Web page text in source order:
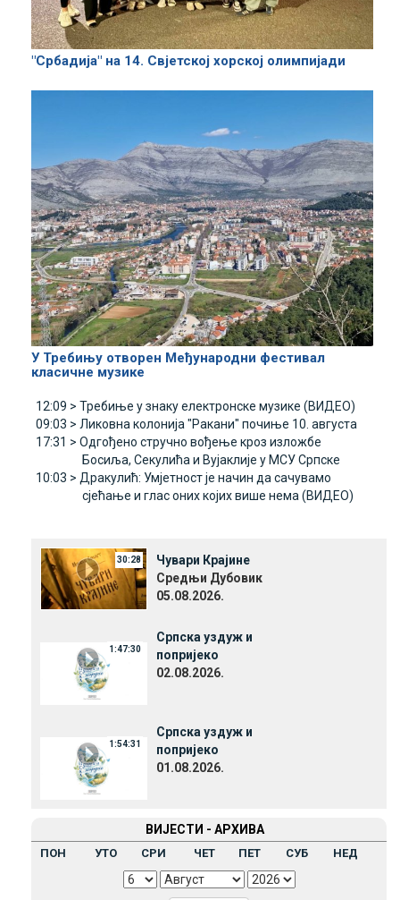
"Србадија" на 14. Свјетској хорској олимпијади
У Требињу отворен Међународни фестивал
класичне музике
12:09 > Требиње у знаку електронске музике (ВИДЕО)
09:03 > Ликовна колонија "Ракани" почиње 10. августа
17:31 > Одгођено стручно вођење кроз изложбе
Босиља, Секулића и Вујаклије у МСУ Српске
10:03 > Дракулић: Умјетност је начин да сачувамо
сјећање и глас оних којих више нема (ВИДЕО)
30:28
Чувари Крајине
Средњи Дубовик
05.08.2026.
1:47:30
Српска уздуж и
попријеко
02.08.2026.
1:54:31
Српска уздуж и
попријеко
01.08.2026.
ВИЈЕСТИ - АРХИВА
ПОН УТО СРИ ЧЕТ ПЕТ СУБ НЕД